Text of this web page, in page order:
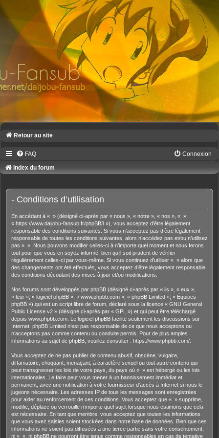
Retour au site
FAQ
Connexion
Index du forum
- Conditions d’utilisation
En accédant à « » (désigné ci-après par « nous », « notre », « nos », « »,
« https://www.daijobu-fansub.fr/phpBB3 »), vous acceptez d’être légalement
responsable des conditions suivantes. Si vous n’acceptez pas d’être légalement
responsable de toutes les conditions suivantes, alors n’accédez pas et/ou n’utilisez
pas « ». Nous pouvons modifier celles-ci à n’importe quel moment et nous ferons
tout pour que vous en soyez informé, bien qu’il soit prudent de vérifier
régulièrement celles-ci par vous-même. Si vous continuez d’utiliser « » alors que
des changements ont été effectués, vous acceptez d’être légalement responsable
des conditions découlant des mises à jour et/ou modifications.
Nos forums sont développés par phpBB (désigné ci-après par « ils », « eux »,
« leur », « logiciel phpBB », « www.phpbb.com », « phpBB Limited », « Équipes
phpBB ») qui est un script libre de forum, déclaré sous la licence « GNU General
Public License v2 » (désigné ci-après par « GPL ») et qui peut être téléchargé
depuis www.phpbb.com . Le logiciel phpBB facilite seulement les discussions sur
Internet. phpBB Limited n’est pas responsable de ce que nous acceptons ou
n’acceptons pas comme contenu ou conduite permis. Pour de plus amples
informations au sujet de phpBB, veuillez consulter : https://www.phpbb.com/
Vous acceptez de ne pas publier de contenu abusif, obscène, vulgaire,
diffamatoire, choquant, menaçant, à caractère sexuel ou tout autre contenu qui
peut transgresser les lois de votre pays, du pays où « » est hébergé ou les lois
internationales. Le faire peut vous mener à un bannissement immédiat et
permanent, avec une notification à votre fournisseur d’accès à Internet si nous le
jugeons nécessaire. Les adresses IP de tous les messages sont enregistrées
pour aider au renforcement de ces conditions. Vous acceptez que « » supprime,
modifie, déplace ou verrouille n’importe quel sujet lorsque nous estimons que cela
est nécessaire. En tant que membre, vous acceptez que toutes les informations
que vous avez saisies soient stockées dans notre base de données. Bien que ces
informations ne soient pas diffusées à une tierce partie sans votre consentement,
ni « », ni phpBB ne pourront être tenus comme responsables en cas de tentative